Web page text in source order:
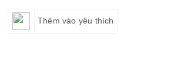
Thêm vào yêu thích